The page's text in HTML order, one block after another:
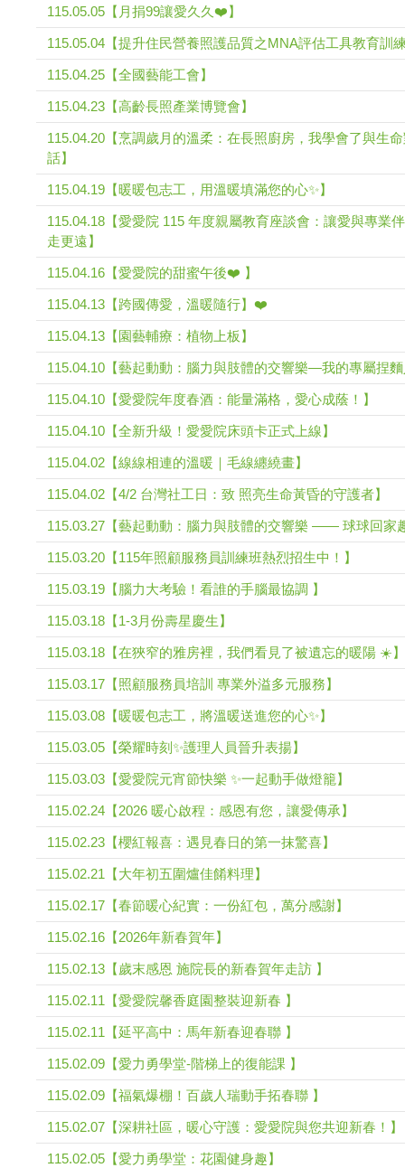
115.05.05【月捐99讓愛久久❤️】
115.05.04【提升住民營養照護品質之MNA評估工具教育訓
115.04.25【全國藝能工會】
115.04.23【高齡長照產業博覽會】
115.04.20【烹調歲月的溫柔：在長照廚房，我學會了與生
話】
115.04.19【暖暖包志工，用溫暖填滿您的心✨】
115.04.18【愛愛院 115 年度親屬教育座談會：讓愛與專業
走更遠】
115.04.16【愛愛院的甜蜜午後❤️ 】
115.04.13【跨國傳愛，溫暖隨行】❤️
115.04.13【園藝輔療：植物上板】
115.04.10【藝起動動：腦力與肢體的交響樂—我的專屬捏
115.04.10【愛愛院年度春酒：能量滿格，愛心成蔭！】
115.04.10【全新升級！愛愛院床頭卡正式上線】
115.04.02【線線相連的溫暖｜毛線纏繞畫】
115.04.02【4/2 台灣社工日：致 照亮生命黃昏的守護者】
115.03.27【藝起動動：腦力與肢體的交響樂 —— 球球回家
115.03.20【115年照顧服務員訓練班熱烈招生中！】
115.03.19【腦力大考驗！看誰的手腦最協調 】
115.03.18【1-3月份壽星慶生】
115.03.18【在狹窄的雅房裡，我們看見了被遺忘的暖陽 ☀️】
115.03.17【照顧服務員培訓 專業外溢多元服務】
115.03.08【暖暖包志工，將溫暖送進您的心✨】
115.03.05【榮耀時刻✨護理人員晉升表揚】
115.03.03【愛愛院元宵節快樂 ✨一起動手做燈籠】
115.02.24【2026 暖心啟程：感恩有您，讓愛傳承】
115.02.23【櫻紅報喜：遇見春日的第一抹驚喜】
115.02.21【大年初五圍爐佳餚料理】
115.02.17【春節暖心紀實：一份紅包，萬分感謝】
115.02.16【2026年新春賀年】
115.02.13【歲末感恩 施院長的新春賀年走訪 】
115.02.11【愛愛院馨香庭園整裝迎新春 】
115.02.11【延平高中：馬年新春迎春聯 】
115.02.09【愛力勇學堂-階梯上的復能課 】
115.02.09【福氣爆棚！百歲人瑞動手拓春聯 】
115.02.07【深耕社區，暖心守護：愛愛院與您共迎新春！】
115.02.05【愛力勇學堂：花園健身趣】